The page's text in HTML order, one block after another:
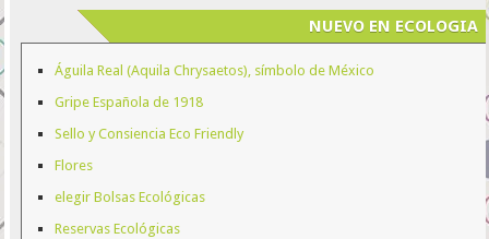
NUEVO EN ECOLOGIA
Águila Real (Aquila Chrysaetos), símbolo de México
Gripe Española de 1918
Sello y Consiencia Eco Friendly
Flores
elegir Bolsas Ecológicas
Reservas Ecológicas